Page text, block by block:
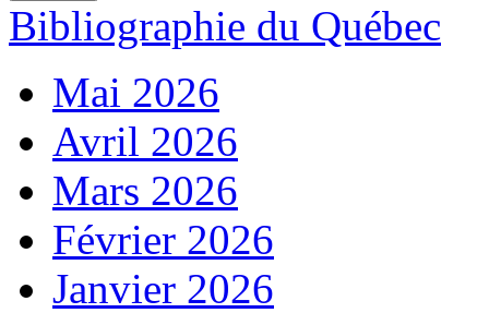
Bibliographie du Québec
Mai 2026
Avril 2026
Mars 2026
Février 2026
Janvier 2026